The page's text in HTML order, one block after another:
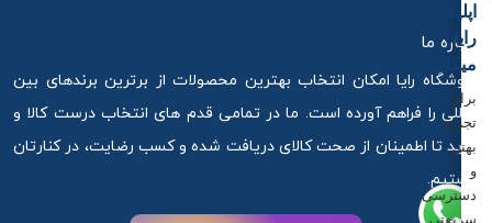
درباره ما
فروشگاه رایا امکان انتخاب بهترین محصولات از برترین برندهای بین
المللی را فراهم آورده است. ما در تمامی قدم های انتخاب درست کالا و
خرید تا اطمینان از صحت کالای دریافت شده و کسب رضایت، در کنارتان
هستیم.
اپلیکیشن
رایا
میکاپ
برای
تجربه
بهتر
و
دسترسی
سریع‌تر،